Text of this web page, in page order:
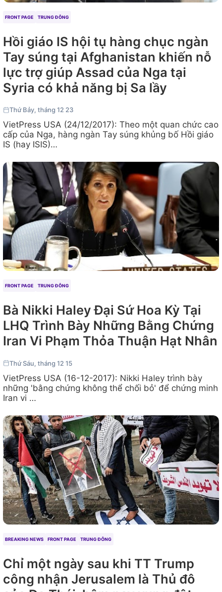
FRONT PAGE TRUNG ĐÔNG
Hồi giáo IS hội tụ hàng chục ngàn
Tay súng tại Afghanistan khiến nỗ
lực trợ giúp Assad của Nga tại
Syria có khả năng bị Sa lầy
Thứ Bảy, tháng 12 23
VietPress USA (24/12/2017): Theo một quan chức cao
cấp của Nga, hàng ngàn Tay súng khủng bố Hồi giáo
IS (hay ISIS)…
FRONT PAGE TRUNG ĐÔNG
Bà Nikki Haley Đại Sứ Hoa Kỳ Tại
LHQ Trình Bày Những Bằng Chứng
Iran Vi Phạm Thỏa Thuận Hạt Nhân
Thứ Sáu, tháng 12 15
VietPress USA (16-12-2017): Nikki Haley trình bày
những 'bằng chứng không thể chối bỏ' để chứng minh
Iran vi …
BREAKING NEWS FRONT PAGE TRUNG ĐÔNG
Chỉ một ngày sau khi TT Trump
công nhận Jerusalem là Thủ đô